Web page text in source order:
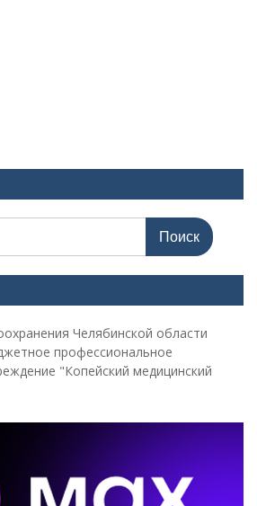
Челябинской области
профессиональное
"Копейский медицинский